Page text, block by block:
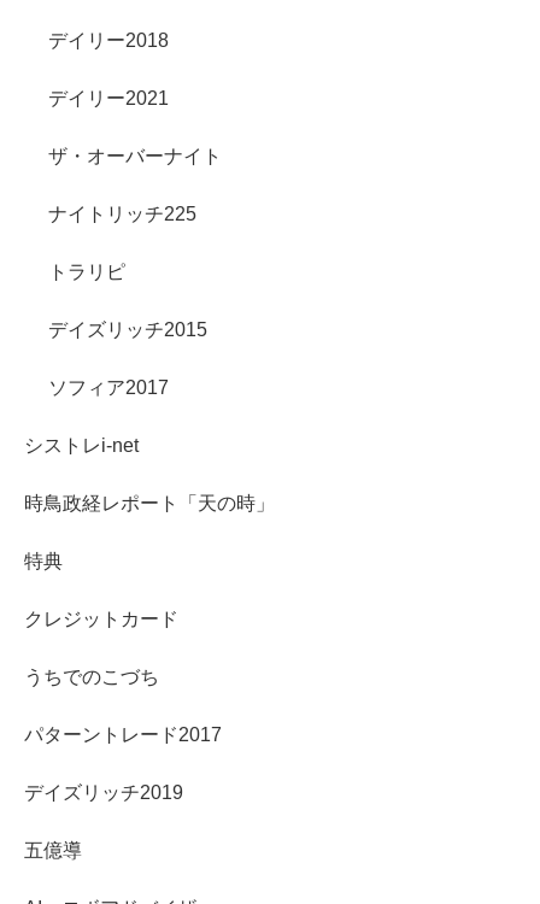
デイリー2018
デイリー2021
ザ・オーバーナイト
ナイトリッチ225
トラリピ
デイズリッチ2015
ソフィア2017
シストレi-net
時鳥政経レポート「天の時」
特典
クレジットカード
うちでのこづち
パターントレード2017
デイズリッチ2019
五億導